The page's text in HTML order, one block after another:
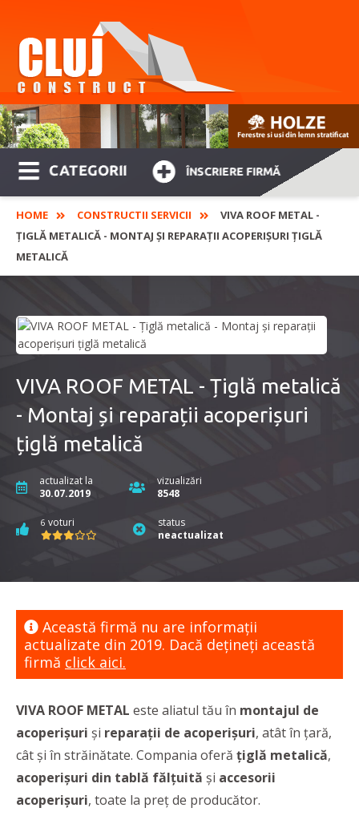
CATEGORII ÎNSCRIERE FIRMĂ
HOME CONSTRUCTII SERVICII
VIVA ROOF METAL -
ȚIGLĂ METALICĂ - MONTAJ ȘI REPARAȚII ACOPERIȘURI ȚIGLĂ
METALICĂ
VIVA ROOF METAL - Țiglă metalică
- Montaj și reparații acoperișuri
țiglă metalică
actualizat la
30.07.2019
vizualizări
8548
6 voturi
status
neactualizat
Această firmă nu are informaţii
actualizate din 2019. Dacă dețineți această
firmă click aici.
VIVA ROOF METAL este aliatul tău în montajul de
acoperișuri și reparații de acoperișuri, atât în țară,
cât și în străinătate. Compania oferă țiglă metalică,
acoperișuri din tablă fălțuită și accesorii
acoperișuri, toate la preț de producător.